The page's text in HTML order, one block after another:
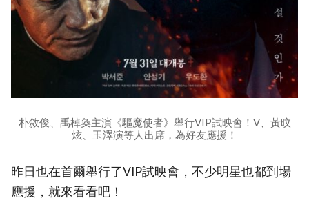
朴敘俊、禹棹奐主演《驅魔使者》舉行VIP試映會！V、黃旼
炫、玉澤演等人出席，為好友應援！
昨日也在首爾舉行了VIP試映會，不少明星也都到場
應援，就來看看吧！